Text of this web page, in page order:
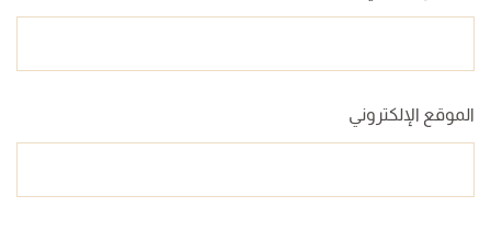
الموقع الإلكتروني